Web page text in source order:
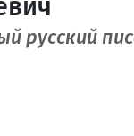
русский